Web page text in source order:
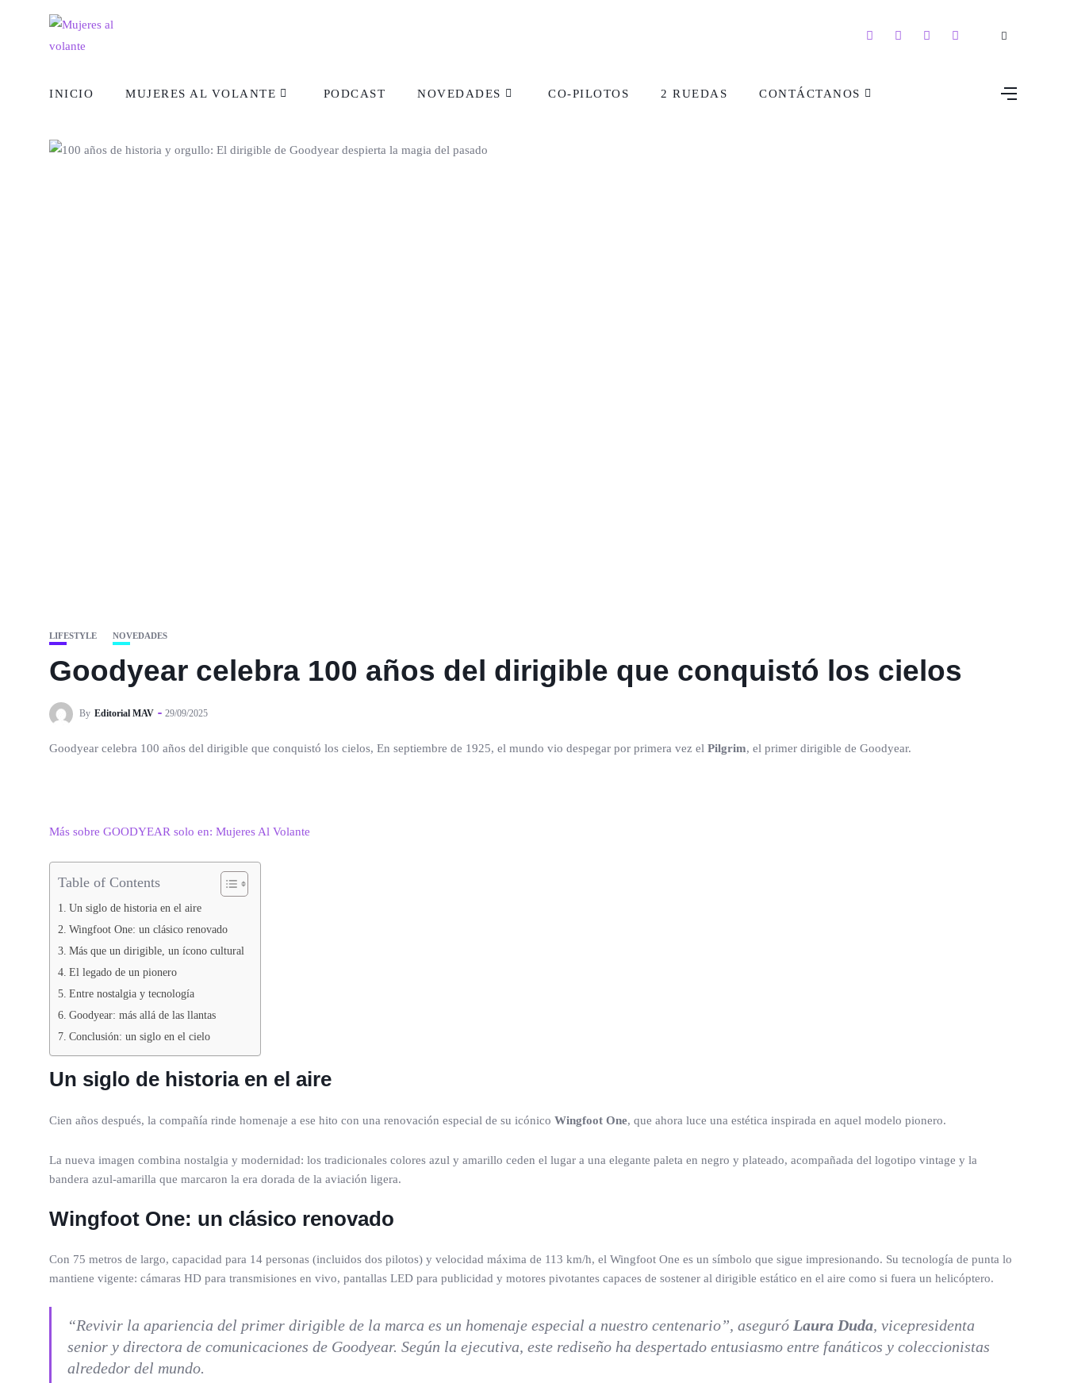
INICIO MUJERES AL VOLANTE PODCAST NOVEDADES CO-PILOTOS 2 RUEDAS CONTÁCTANOS
LIFESTYLE NOVEDADES
Goodyear celebra 100 años del dirigible que conquistó los cielos
By Editorial MAV 29/09/2025
Goodyear celebra 100 años del dirigible que conquistó los cielos, En septiembre de 1925, el mundo vio despegar por primera vez el Pilgrim, el primer dirigible de Goodyear.
Más sobre GOODYEAR solo en: Mujeres Al Volante
Table of Contents
Un siglo de historia en el aire
Wingfoot One: un clásico renovado
Más que un dirigible, un ícono cultural
El legado de un pionero
Entre nostalgia y tecnología
Goodyear: más allá de las llantas
Conclusión: un siglo en el cielo
Un siglo de historia en el aire
Cien años después, la compañía rinde homenaje a ese hito con una renovación especial de su icónico Wingfoot One, que ahora luce una estética inspirada en aquel modelo pionero.
La nueva imagen combina nostalgia y modernidad: los tradicionales colores azul y amarillo ceden el lugar a una elegante paleta en negro y plateado, acompañada del logotipo vintage y la
bandera azul-amarilla que marcaron la era dorada de la aviación ligera.
Wingfoot One: un clásico renovado
Con 75 metros de largo, capacidad para 14 personas (incluidos dos pilotos) y velocidad máxima de 113 km/h, el Wingfoot One es un símbolo que sigue impresionando. Su tecnología de punta lo
mantiene vigente: cámaras HD para transmisiones en vivo, pantallas LED para publicidad y motores pivotantes capaces de sostener al dirigible estático en el aire como si fuera un helicóptero.
“Revivir la apariencia del primer dirigible de la marca es un homenaje especial a nuestro centenario”, aseguró Laura Duda, vicepresidenta
senior y directora de comunicaciones de Goodyear. Según la ejecutiva, este rediseño ha despertado entusiasmo entre fanáticos y coleccionistas
alrededor del mundo.